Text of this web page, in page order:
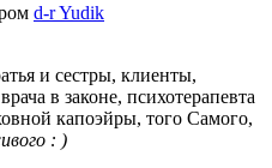
d-r Yudik
и сестры, клиенты,
в законе, психотерапевта
капоэйры, того Самого,
: )